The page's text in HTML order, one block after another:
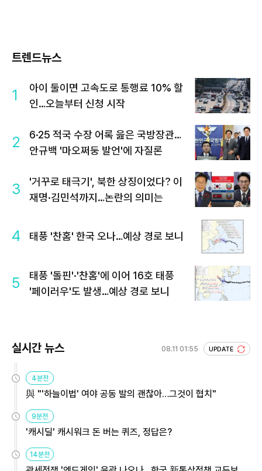
트렌드뉴스
1
아이 둘이면 고속도로 통행료 10% 할
인…오늘부터 신청 시작
2
6·25 적국 수장 어록 읊은 국방장관…
안규백 '마오쩌둥 발언'에 자질론
3
'거꾸로 태극기', 북한 상징이었다? 이
재명·김민석까지…논란의 의미는
4 태풍 '찬홈' 한국 오나…예상 경로 보니
5
태풍 '돌핀'·'찬홈'에 이어 16호 태풍
'페이러우'도 발생…예상 경로 보니
실시간 뉴스 08.11 01:55 UPDATE
4분전
與 "'하늘이법' 여야 공동 발의 괜찮아…그것이 협치"
9분전
'캐시딜' 캐시워크 돈 버는 퀴즈, 정답은?
14분전